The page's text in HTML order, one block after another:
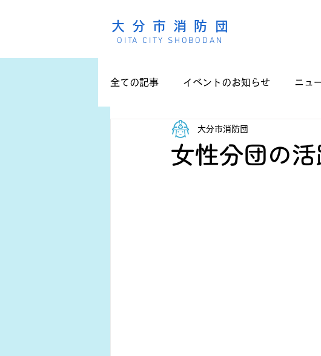
大分市消防団
OITA CITY SHOBODAN
全ての記事 イベントのお知らせ ニュ
女性分団の
大分市消防団